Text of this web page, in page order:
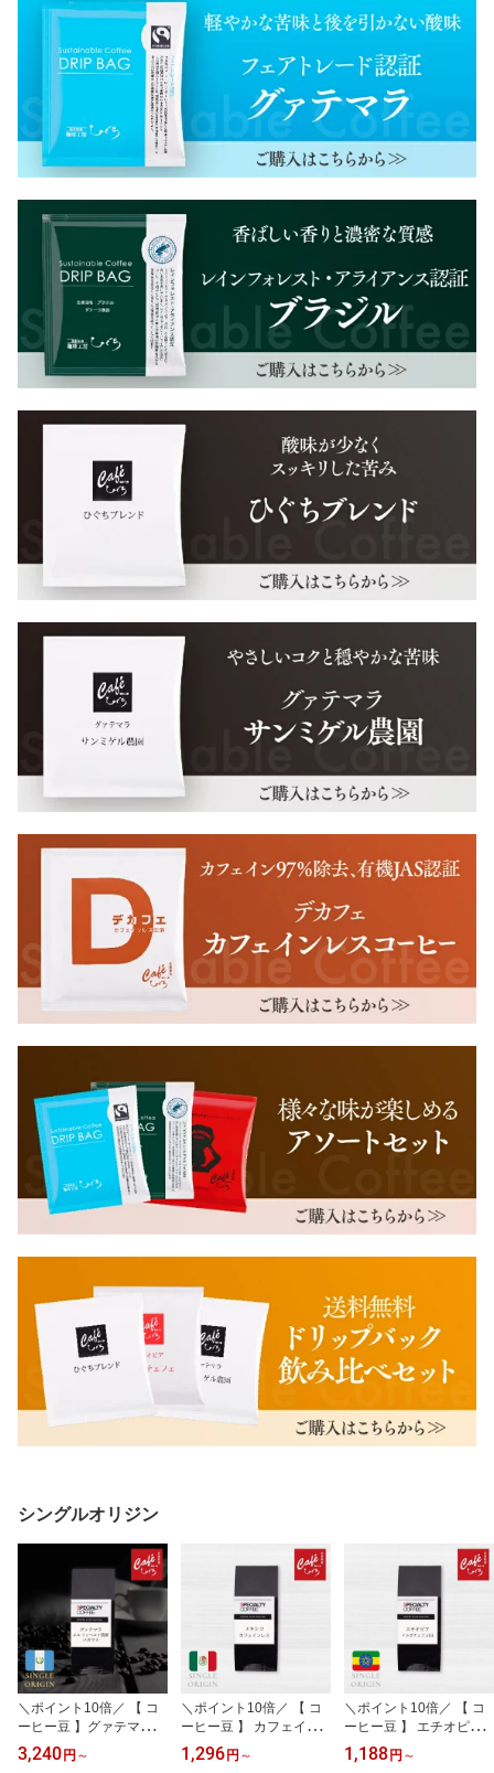
シングルオリジン
＼ポイント10倍／ 【 コ
ーヒー豆 】グァテマラ
エル インヘルト ウノ農
園 パカマラ 自家焙煎 高
3,240 円 ～
＼ポイント10倍／ 【 コ
ーヒー豆 】 カフェイン
レス コーヒー豆 デカフ
ェ メキシコ 有機JAS認証
1,296 円 ～
＼ポイント10倍／ 【 コ
ーヒー豆 】 エチオピア
イルガチェフェ G-1 【10
0g 200g 1000g】 自家焙
1,188 円 ～